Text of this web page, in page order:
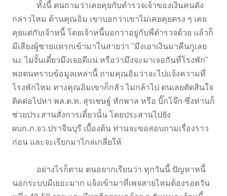
ทั้งนี้ ตนถามว่าเคยคุยกับตำรวจเจ้าของเงินคนดัง
กล่าวไหม ด้านคุณอิม เขาบอกว่าเขาไม่เคยคุยตรง ๆ เคย
คุยแต่กับเจ้าหนี้ โดยเจ้าหนี้บอกว่าอยู่กับพี่ตำรวจด้วย แล้วก็
มีเสียงผู้ชายแทรกเข้ามาในสายว่า "มึงเอาเงินมาคืนกูเลย
นะ ไม่งั้นเดี๋ยวมึงเจอดีแน่ หรือว่ามึงจะมาเจอกันที่โรงพัก"
พอตนทราบข้อมูลเหล่านี้ ถามคุณอิมว่าจะไปแจ้งความที่
โรงพักไหม ทางคุณอิมเขาก็กลัว ไม่กล้าไป ตนเลยตัดสินใจ
ติดต่อไปหา พล.ต.ท. สุรเชษฐ์ หักพาล หรือ บิ๊กโจ๊ก ซึ่งท่านก็
ช่วยประสานสั่งการเดี๋ยวนั้น โดยประสานไปยัง
ผบก.ภ.จว.ปราจีนบุรี เบื้องต้น ท่านจะขอสอบถามเรื่องราว
ก่อน และจะเรียกมาไกล่เกลี่ยให้
อย่างไรก็ตาม ตนอยากเรียนว่า ทุกวันนี้ ปัญหาหนี้
นอกระบบมีเยอะมาก แจ้งเข้ามาที่เพจสายไหมต้องรอดวัน